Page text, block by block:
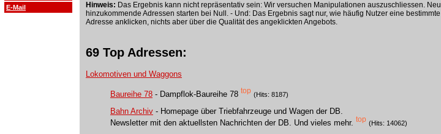
E-Mail
Hinweis: Das Ergebnis kann nicht repräsentativ sein: Wir versuchen Manipulationen auszuschliessen. Neu
hinzukommende Adressen starten bei Null. - Und: Das Ergebnis sagt nur, wie häufig Nutzer eine bestimmte
Adresse anklicken, nichts aber über die Qualität des angeklickten Angebots.
69 Top Adressen:
Lokomotiven und Waggons
Baureihe 78 - Dampflok-Baureihe 78 top (Hits: 8187)
Bahn Archiv - Homepage über Triebfahrzeuge und Wagen der DB.
Newsletter mit den aktuellsten Nachrichten der DB. Und vieles mehr. top (Hits: 14062)